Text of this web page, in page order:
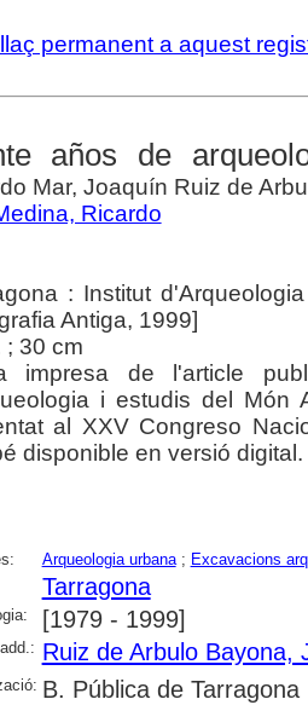
permanent a aquest
años de
Mar, Joaquín Ruiz de
Ricardo
: Institut
Antiga, 1999]
; 30 cm
impresa de l'article
i estudis del Món
al XXV Congreso
disponible en versió digital.
Arqueologia urbana; Excavacions
Tarragona
[1979 - 1999]
Ruiz de Arbulo Bayona,
B. Pública de Tarragona